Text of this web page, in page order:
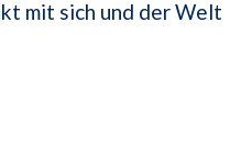
mit sich und der Welt